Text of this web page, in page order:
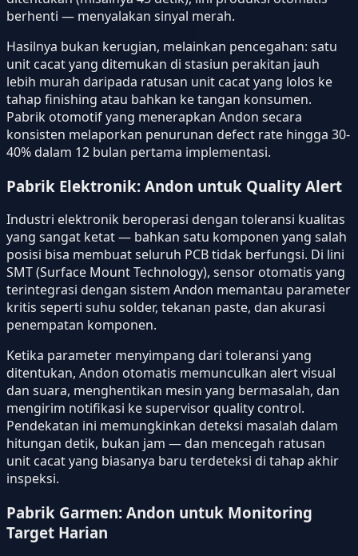
berhenti — menyalakan sinyal merah.
Hasilnya bukan kerugian, melainkan pencegahan: satu
unit cacat yang ditemukan di stasiun perakitan jauh
lebih murah daripada ratusan unit cacat yang lolos ke
tahap finishing atau bahkan ke tangan konsumen.
Pabrik otomotif yang menerapkan Andon secara
konsisten melaporkan penurunan defect rate hingga 30-
40% dalam 12 bulan pertama implementasi.
Pabrik Elektronik: Andon untuk Quality Alert
Industri elektronik beroperasi dengan toleransi kualitas
yang sangat ketat — bahkan satu komponen yang salah
posisi bisa membuat seluruh PCB tidak berfungsi. Di lini
SMT (Surface Mount Technology), sensor otomatis yang
terintegrasi dengan sistem Andon memantau parameter
kritis seperti suhu solder, tekanan paste, dan akurasi
penempatan komponen.
Ketika parameter menyimpang dari toleransi yang
ditentukan, Andon otomatis memunculkan alert visual
dan suara, menghentikan mesin yang bermasalah, dan
mengirim notifikasi ke supervisor quality control.
Pendekatan ini memungkinkan deteksi masalah dalam
hitungan detik, bukan jam — dan mencegah ratusan
unit cacat yang biasanya baru terdeteksi di tahap akhir
inspeksi.
Pabrik Garmen: Andon untuk Monitoring
Target Harian